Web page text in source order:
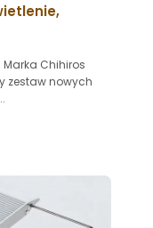
Marka Chihiros
zestaw nowych